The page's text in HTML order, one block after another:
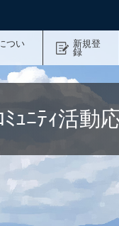
つい
新規登
録
ﾐｭﾆﾃｨ活動